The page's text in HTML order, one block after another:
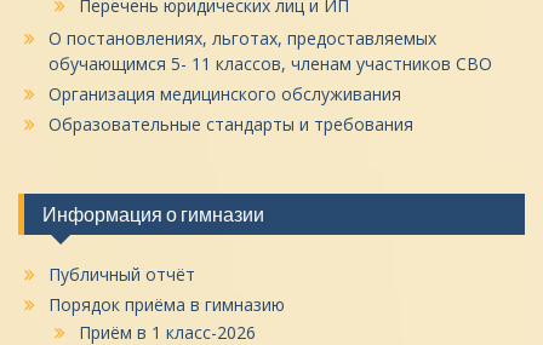
Перечень юридических лиц и ИП
О постановлениях, льготах, предоставляемых
обучающимся 5- 11 классов, членам участников СВО
Организация медицинского обслуживания
Образовательные стандарты и требования
Информация о гимназии
Публичный отчёт
Порядок приёма в гимназию
Приём в 1 класс-2026